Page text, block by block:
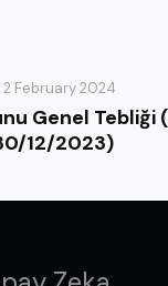
2 February 2024
Genel Tebliği
12/2023)